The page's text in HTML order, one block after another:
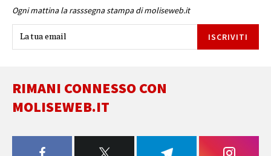
Ogni mattina la rasssegna stampa di moliseweb.it
ISCRIVITI
RIMANI CONNESSO CON
MOLISEWEB.IT